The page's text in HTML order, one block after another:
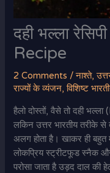
दही भल्ला
Recipe
2 Comments /नाश्ते,
राज्यों के व्यंजन,विशिष्ट
हैलो दोस्तों, वैसे तो दही
लकिन उत्तर भारतीय तरीके
अलग होता है। खाकर ही
लोकप्रिय स्ट्रीटफूड स्नैक और
परोसा जाता है उड़द दाल की